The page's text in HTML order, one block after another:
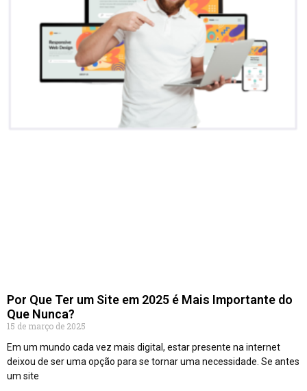
Por Que Ter um Site em 2025 é Mais Importante do
Que Nunca?
15 de março de 2025
Em um mundo cada vez mais digital, estar presente na internet
deixou de ser uma opção para se tornar uma necessidade. Se antes
um site